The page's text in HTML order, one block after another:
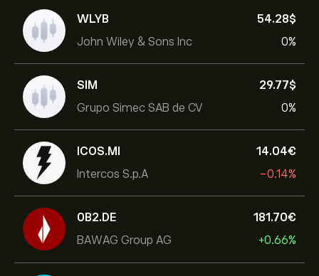
WLYB
John Wiley & Sons Inc
54.28‎$‎
0%
SIM
Grupo Simec SAB de CV
29.77‎$‎
0%
ICOS.MI
Intercos S.p.A
14.04‎€‎
-0.14%
0B2.DE
BAWAG Group AG
181.70‎€‎
+0.66%